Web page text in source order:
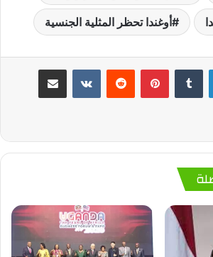
أوغندا تحظر المثلية الجنسية
لينكدإن بينتيريست